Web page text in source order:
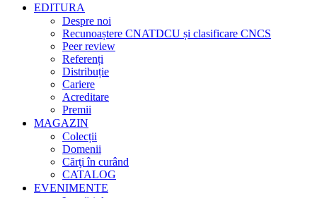
EDITURA
Despre noi
Recunoaștere CNATDCU și clasificare CNCS
Peer review
Referenți
Distribuție
Cariere
Acreditare
Premii
MAGAZIN
Colecții
Domenii
Cărţi în curând
CATALOG
EVENIMENTE